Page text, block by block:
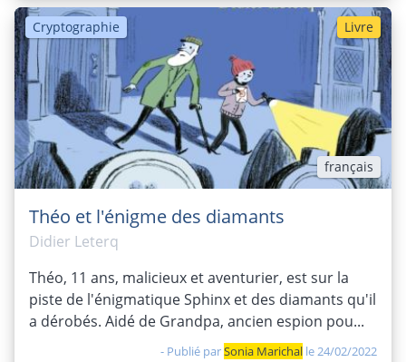
Cryptographie Livre
français
Théo et l'énigme des diamants
Didier Leterq
Théo, 11 ans, malicieux et aventurier, est sur la
piste de l'énigmatique Sphinx et des diamants qu'il
a dérobés. Aidé de Grandpa, ancien espion pou...
- Publié parSonia Marichal le 24/02/2022